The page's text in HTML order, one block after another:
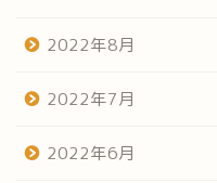
2022年8月
2022年7月
2022年6月